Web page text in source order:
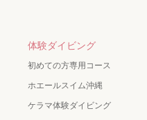
体験ダイビング
初めての方専用コース
ホエールスイム沖縄
ケラマ体験ダイビング